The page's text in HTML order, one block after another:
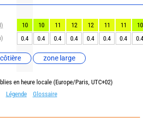
zone large
10 10 11 12 12 11 11
10
0.4
0.4 0.4 0.4 0.4 0.4 0.4 0.4
en heure locale (Europe/Paris, UTC+02)
Légende
Glossaire